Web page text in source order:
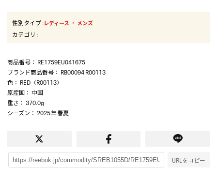
性別タイプ:レディース ・ メンズ
カテゴリ :
商品番号 ： RE1759EU041675
ブランド商品番号 ： RB00094 R00113
色 ： RED（R00113）
原産国 ： 中国
重さ ： 370.0g
シーズン ： 2025年 春夏
URLをコピー